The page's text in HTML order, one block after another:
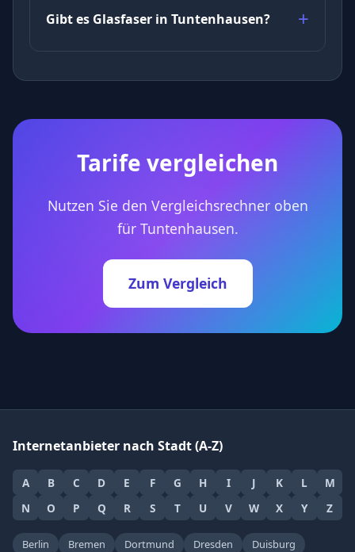
Gibt es Glasfaser in Tuntenhausen?
Tarife vergleichen
Nutzen Sie den Vergleichsrechner oben
für Tuntenhausen.
Zum Vergleich
Internetanbieter nach Stadt (A-Z)
A B C D E F G H I J K L
M
N
O P Q R S T U V W X Y Z
Berlin Bremen Dortmund Dresden
Duisburg